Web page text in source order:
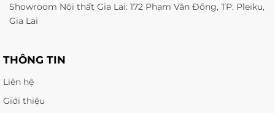
Showroom Nội thất Gia Lai: 172 Phạm Văn Đồng, TP: Pleiku,
Gia Lai
THÔNG TIN
Liên hệ
Giới thiệu